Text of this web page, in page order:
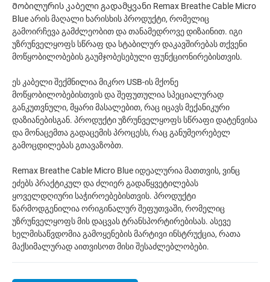
Მობილურის კაბელი გადამყვანი Remax Breathe Cable Micro
Blue არის მაღალი ხარისხის პროდუქტი, რომელიც
გამოირჩევა გამძლეობით და თანამედროვე დიზაინით. იგი
უზრუნველყოფს სწრაფ და სტაბილურ დაკავშირებას თქვენი
მოწყობილობების გაუმჯობესებული ფუნქციონირებისთვის.
ეს კაბელი შექმნილია მიკრო USB-ის მქონე
მოწყობილობებისთვის და შეფუთულია სპეციალურად
განკუთვნული, მყარი მასალებით, რაც იცავს მექანიკური
დაზიანებისგან. პროდუქტი უზრუნველყოფს სწრაფი დატენვისა
და მონაცემთა გადაცემის პროცესს, რაც განუმეორებელ
გამოცდილებას გთავაზობთ.
Remax Breathe Cable Micro Blue იდეალურია მათთვის, ვინც
ეძებს პრაქტიკულ და ძლიერ გადაწყვეტილებას
ყოველდღიური საჭიროებებისთვის. პროდუქტი
წარმოდგენილია ორიგინალურ შეფუთვაში, რომელიც
უზრუნველყოფს მის დაცვას ტრანსპორტირებისას. ასევე
ხელმისაწვდომია გამოყენების მარტივი ინსტრუქცია, რათა
მაქსიმალურად აითვისოთ მისი შესაძლებლობები.